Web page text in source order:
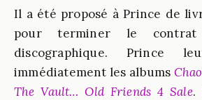
Il a été proposé à Prince de
pour terminer le
discographique. Prince
immédiatement les albums
The Vault… Old Friends 4 Sale.